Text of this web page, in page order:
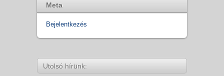
Meta
Bejelentkezés
Utolsó hírünk: